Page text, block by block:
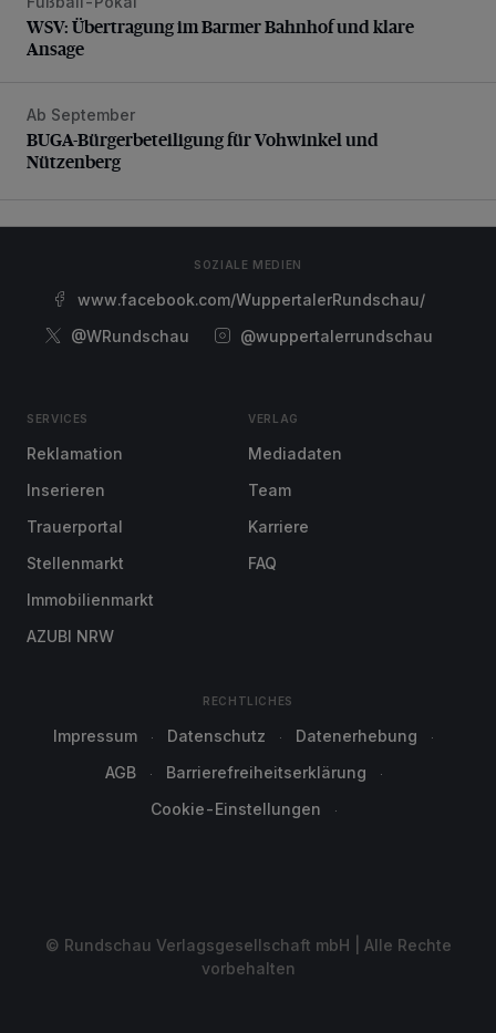
WSV: Übertragung im Barmer Bahnhof und klare
Ansage
BUGA-Bürgerbeteiligung für Vohwinkel und Nützenberg
Ab September
BUGA-Bürgerbeteiligung für Vohwinkel und
Nützenberg
SOZIALE MEDIEN
www.facebook.com/WuppertalerRundschau/
@WRundschau
@wuppertalerrundschau
SERVICES
Reklamation
Inserieren
Trauerportal
Stellenmarkt
Immobilienmarkt
AZUBI NRW
VERLAG
Mediadaten
Team
Karriere
FAQ
RECHTLICHES
Impressum Datenschutz
Datenerhebung
AGB
Barrierefreiheitserklärung
Cookie-Einstellungen
© Rundschau Verlagsgesellschaft mbH | Alle Rechte
vorbehalten